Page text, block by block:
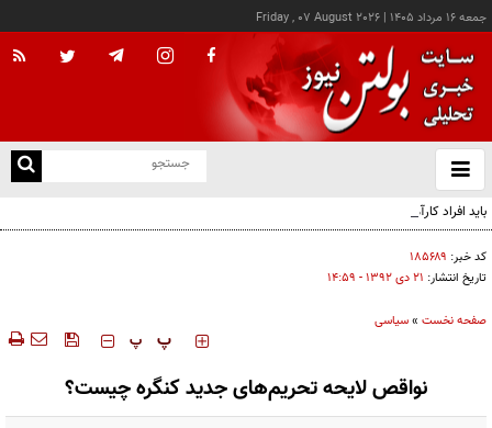
جمعه ۱۶ مرداد ۱۴۰۵ |
Friday , 07 August 2026
باز
و
باید افراد کارآمدتر را به کار گرفت/ کاری می کنیم در معیشت مردم مشکلی پیش نیاید
کد خبر: ۱۸۵۶۸۹
تاریخ انتشار: ۲۱ دی ۱۳۹۲ - ۱۴:۵۹
صفحه نخست »سیاسی
‍‍‍ پ پ
نواقص لایحه تحریم‌های جدید کنگره چیست؟